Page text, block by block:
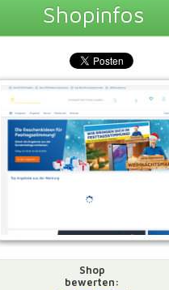
Shopinfos
Shop
bewerten: